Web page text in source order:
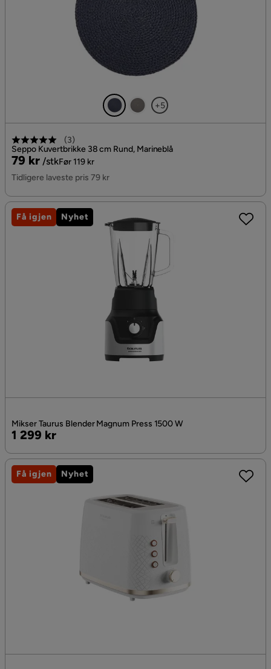
+5
(3)
Seppo Kuvertbrikke 38 cm Rund, Marineblå
Pris
79 kr /stk
Original
Pris
Før 119 kr
Tidligere laveste pris 79 kr
Mikser Taurus Blender Magnum Press 1500 W
Pris
1 299 kr
Få igjen Nyhet
Få igjen Nyhet